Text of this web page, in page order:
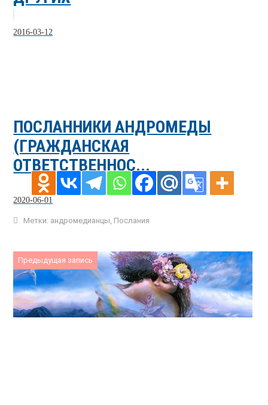
2016-03-12
ПОСЛАННИКИ АНДРОМЕДЫ
(ГРАЖДАНСКАЯ
ОТВЕТСТВЕННОС...
2020-06-01
Метки: андромедианцы Послания
Предыдущая запись